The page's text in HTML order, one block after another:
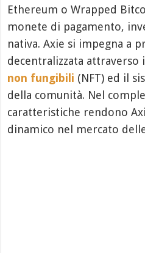
Ethereum o Wrapped
monete di pagamento,
nativa. Axie si impegna a
decentralizzata attraverso
non fungibili (NFT) ed il
della comunità. Nel
caratteristiche rendono
dinamico nel mercato